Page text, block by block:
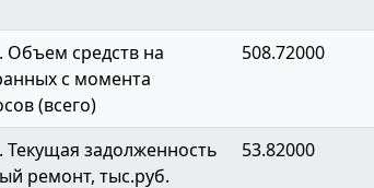
Объем средств на
с момента
(всего)
508.72000
задолженность
ремонт, тыс.руб.
53.82000